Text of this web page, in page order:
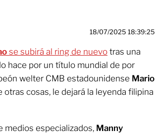
18/07/2025 18:39:25
se subirá al ring de nuevo tras una
hace por un título mundial de por
welter CMB estadounidense Mario
otras cosas, le dejará la leyenda filipina
medios especializados, Manny